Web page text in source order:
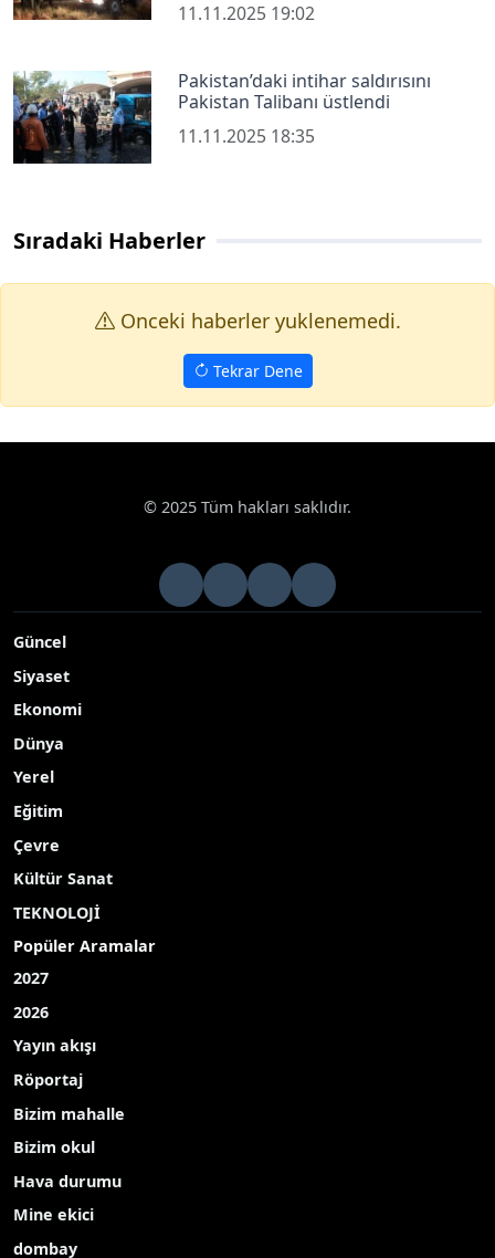
11.11.2025 19:02
Pakistan’daki intihar saldırısını
Pakistan Talibanı üstlendi
11.11.2025 18:35
Sıradaki Haberler
Onceki haberler yuklenemedi.
Tekrar Dene
© 2025 Tüm hakları saklıdır.
Güncel
Siyaset
Ekonomi
Dünya
Yerel
Eğitim
Çevre
Kültür Sanat
TEKNOLOJİ
Popüler Aramalar
2027
2026
Yayın akışı
Röportaj
Bizim mahalle
Bizim okul
Hava durumu
Mine ekici
dombay